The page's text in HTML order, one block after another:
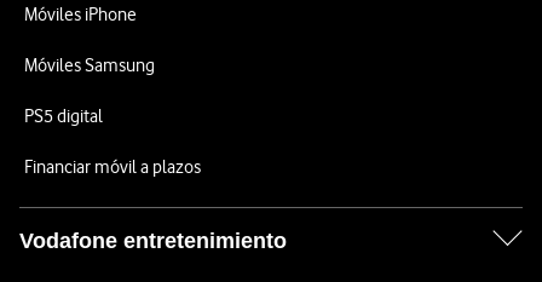
Móviles iPhone
Móviles Samsung
PS5 digital
Financiar móvil a plazos
Vodafone entretenimiento